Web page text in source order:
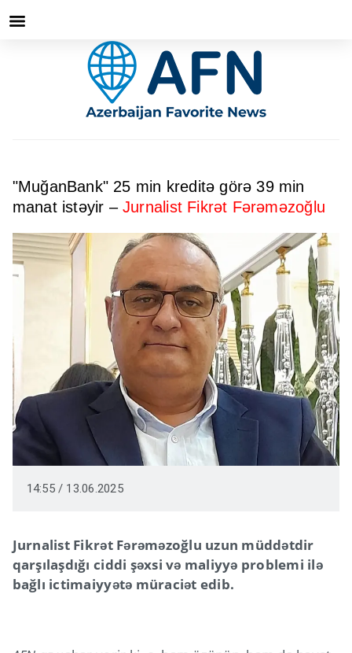
"MuğanBank" 25 min kreditə görə 39 min
manat istəyir –Jurnalist Fikrət Fərəməzoğlu
14:55 / 13.06.2025
Jurnalist Fikrət Fərəməzoğlu uzun müddətdir
qarşılaşdığı ciddi şəxsi və maliyyə problemi ilə
bağlı ictimaiyyətə müraciət edib.